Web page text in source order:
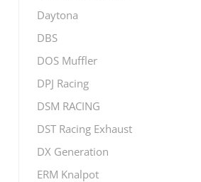
Daytona
DBS
DOS Muffler
DPJ Racing
DSM RACING
DST Racing Exhaust
DX Generation
ERM Knalpot